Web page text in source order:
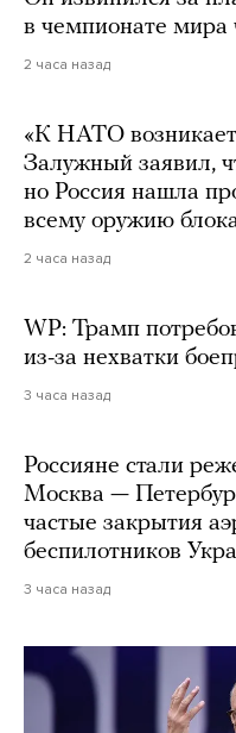
в чемпионате мира
2 часа назад
«К НАТО возникает
Залужный заявил,
но Россия нашла
всему оружию
2 часа назад
WP: Трамп
из-за нехватки
3 часа назад
Россияне стали
Москва —
частые закрытия
беспилотников
3 часа назад